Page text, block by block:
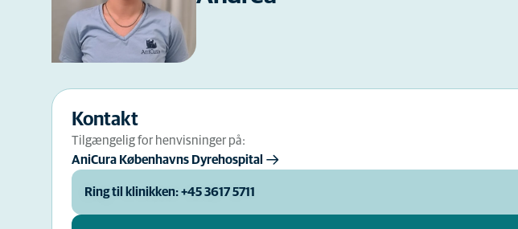
Kontakt
Tilgængelig for henvisninger på:
AniCura Københavns Dyrehospital
Ring til klinikken: +45 3617 5711